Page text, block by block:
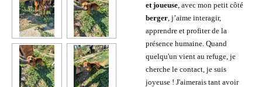
et joueuse, avec mon petit côté
berger, j’aime interagir,
apprendre et profiter de la
présence humaine. Quand
quelqu'un vient au refuge, je
cherche le contact, je suis
joyeuse ! J'aimerais tant avoir